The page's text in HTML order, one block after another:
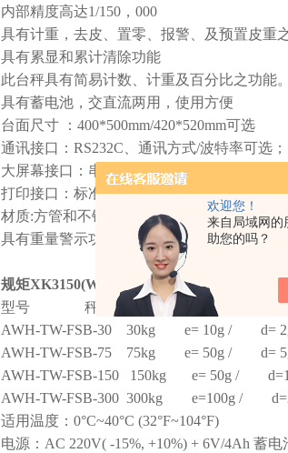
欢迎您！
来自局域网的
助您的吗？
内部精度高达1/150 ， 000
具有计重，去皮、置零、报警、及预置皮重
具有累显和累计清除功能
此台秤具有简易计数、计重及百分比之功能。
具有蓄电池，交直流两用，使用方便
台面尺寸
： 400*500mm/420*520mm可选
通讯接口： RS232C 、通讯方式/波特率可选；
大屏幕接口：串行输出，传输距离≤
打印接口：标准并行接口，可连接9针或24针
材质:方管和不锈钢管
两种材质的秤盘都是
具有重量警示功能，可设定上限，标准，下
规矩XK3150(W)-75kg/5g电子秤规格；
型号
秤量 规格
AWH-TW-FSB-30 30kg e= 10g / d= 2g
AWH-TW-FSB-75 75kg e= 50g / d= 5g
AWH-TW-FSB-150 150kg e= 50g /
AWH-TW-FSB-300 300kg e=100g /
适用温度： 0°C~40°C (32°F~104°F)
电源： AC 220V( -15%, +10%) + 6V/4Ah 蓄电